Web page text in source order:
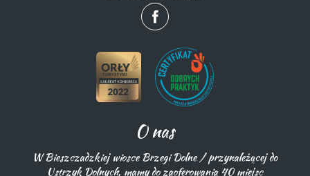
O nas
W Bieszczadzkiej wiosce Brzegi Dolne / przynależącej do
Ustrzyk Dolnych, mamy do zaoferowania 40 miejsc